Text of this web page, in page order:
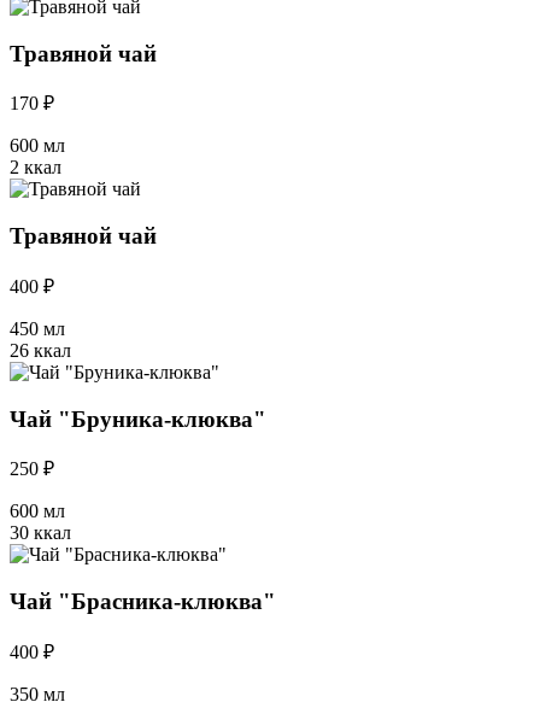
Травяной чай
170 ₽
600 мл
2 ккал
Травяной чай
400 ₽
450 мл
26 ккал
Чай "Бруника-клюква"
250 ₽
600 мл
30 ккал
Чай "Брасника-клюква"
400 ₽
350 мл